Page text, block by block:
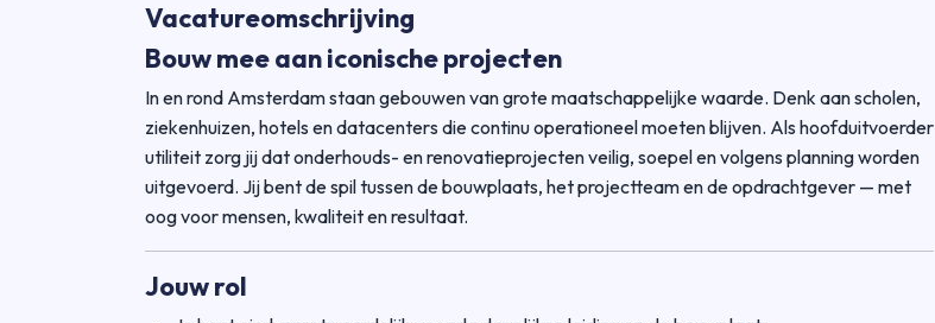
Vacatureomschrijving
Bouw mee aan iconische projecten
In en rond Amsterdam staan gebouwen van grote maatschappelijke waarde. Denk aan scholen,
ziekenhuizen, hotels en datacenters die continu operationeel moeten blijven. Als hoofduitvoerder
utiliteit zorg jij dat onderhouds- en renovatieprojecten veilig, soepel en volgens planning worden
uitgevoerd. Jij bent de spil tussen de bouwplaats, het projectteam en de opdrachtgever — met
oog voor mensen, kwaliteit en resultaat.
Jouw rol